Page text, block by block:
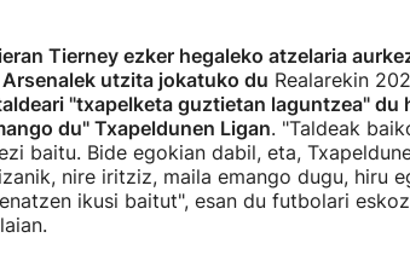
Tierney ezker hegaleko atzelaria
Arsenalek utzita jokatuko du Realarekin
"txapelketa guztietan laguntzea" du
du" Txapeldunen Ligan. "Taldeak
baitu. Bide egokian dabil, eta,
nire iritziz, maila emango dugu, hiru
ikusi baitut", esan du futbolari